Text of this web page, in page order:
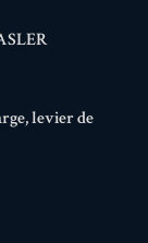
levier de